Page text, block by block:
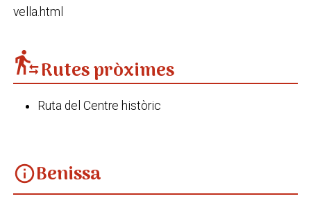
vella.html
transfer_within_a_stationRutes pròximes
Ruta del Centre històric
infoBenissa